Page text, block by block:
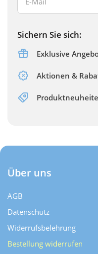
Sichern Sie sich:
Exklusive
Aktionen &
Über uns
AGB
Datenschutz
Widerrufsbelehrung
Bestellung widerrufen